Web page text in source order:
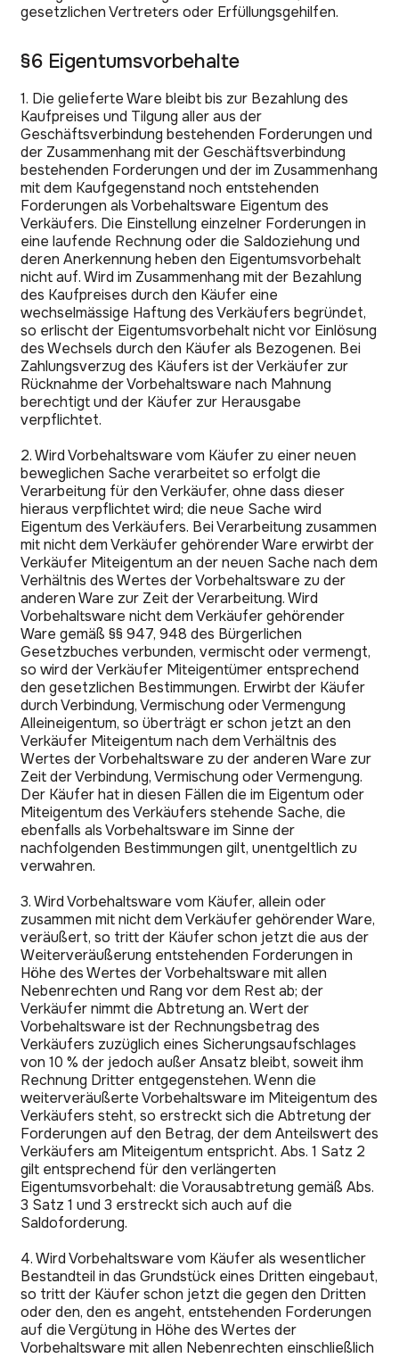
gesetzlichen Vertreters oder Erfüllungsgehilfen.
§6 Eigentumsvorbehalte
1. Die gelieferte Ware bleibt bis zur Bezahlung des
Kaufpreises und Tilgung aller aus der
Geschäftsverbindung bestehenden Forderungen und
der Zusammenhang mit der Geschäftsverbindung
bestehenden Forderungen und der im Zusammenhang
mit dem Kaufgegenstand noch entstehenden
Forderungen als Vorbehaltsware Eigentum des
Verkäufers. Die Einstellung einzelner Forderungen in
eine laufende Rechnung oder die Saldoziehung und
deren Anerkennung heben den Eigentumsvorbehalt
nicht auf. Wird im Zusammenhang mit der Bezahlung
des Kaufpreises durch den Käufer eine
wechselmässige Haftung des Verkäufers begründet,
so erlischt der Eigentumsvorbehalt nicht vor Einlösung
des Wechsels durch den Käufer als Bezogenen. Bei
Zahlungsverzug des Käufers ist der Verkäufer zur
Rücknahme der Vorbehaltsware nach Mahnung
berechtigt und der Käufer zur Herausgabe
verpflichtet.
2. Wird Vorbehaltsware vom Käufer zu einer neuen
beweglichen Sache verarbeitet so erfolgt die
Verarbeitung für den Verkäufer, ohne dass dieser
hieraus verpflichtet wird; die neue Sache wird
Eigentum des Verkäufers. Bei Verarbeitung zusammen
mit nicht dem Verkäufer gehörender Ware erwirbt der
Verkäufer Miteigentum an der neuen Sache nach dem
Verhältnis des Wertes der Vorbehaltsware zu der
anderen Ware zur Zeit der Verarbeitung. Wird
Vorbehaltsware nicht dem Verkäufer gehörender
Ware gemäß §§ 947, 948 des Bürgerlichen
Gesetzbuches verbunden, vermischt oder vermengt,
so wird der Verkäufer Miteigentümer entsprechend
den gesetzlichen Bestimmungen. Erwirbt der Käufer
durch Verbindung, Vermischung oder Vermengung
Alleineigentum, so überträgt er schon jetzt an den
Verkäufer Miteigentum nach dem Verhältnis des
Wertes der Vorbehaltsware zu der anderen Ware zur
Zeit der Verbindung, Vermischung oder Vermengung.
Der Käufer hat in diesen Fällen die im Eigentum oder
Miteigentum des Verkäufers stehende Sache, die
ebenfalls als Vorbehaltsware im Sinne der
nachfolgenden Bestimmungen gilt, unentgeltlich zu
verwahren.
3. Wird Vorbehaltsware vom Käufer, allein oder
zusammen mit nicht dem Verkäufer gehörender Ware,
veräußert, so tritt der Käufer schon jetzt die aus der
Weiterveräußerung entstehenden Forderungen in
Höhe des Wertes der Vorbehaltsware mit allen
Nebenrechten und Rang vor dem Rest ab; der
Verkäufer nimmt die Abtretung an. Wert der
Vorbehaltsware ist der Rechnungsbetrag des
Verkäufers zuzüglich eines Sicherungsaufschlages
von 10 % der jedoch außer Ansatz bleibt, soweit ihm
Rechnung Dritter entgegenstehen. Wenn die
weiterveräußerte Vorbehaltsware im Miteigentum des
Verkäufers steht, so erstreckt sich die Abtretung der
Forderungen auf den Betrag, der dem Anteilswert des
Verkäufers am Miteigentum entspricht. Abs. 1 Satz 2
gilt entsprechend für den verlängerten
Eigentumsvorbehalt: die Vorausabtretung gemäß Abs.
3 Satz 1 und 3 erstreckt sich auch auf die
Saldoforderung.
4. Wird Vorbehaltsware vom Käufer als wesentlicher
Bestandteil in das Grundstück eines Dritten eingebaut,
so tritt der Käufer schon jetzt die gegen den Dritten
oder den, den es angeht, entstehenden Forderungen
auf die Vergütung in Höhe des Wertes der
Vorbehaltsware mit allen Nebenrechten einschließlich